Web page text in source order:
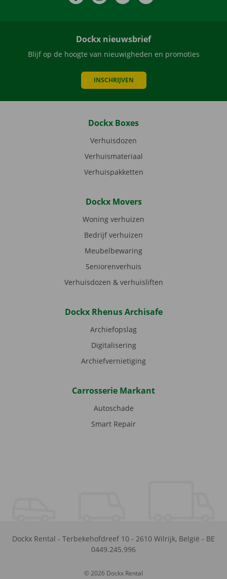
Dockx nieuwsbrief
Blijf op de hoogte van nieuwigheden en promoties
INSCHRIJVEN
Dockx Boxes
Verhuisdozen
Verhuismateriaal
Verhuispakketten
Dockx Movers
Woning verhuizen
Bedrijf verhuizen
Meubelbewaring
Seniorenverhuis
Verhuisdozen & verhuisliften
Dockx Rhenus Archisafe
Archiefopslag
Digitalisering
Archiefvernietiging
Carrosserie Markant
Autoschade
Smart Repair
Dockx Rental - Terbekehofdreef 10 - 2610 Wilrijk, België - BE
0449.245.996
© 2026 Dockx Rental